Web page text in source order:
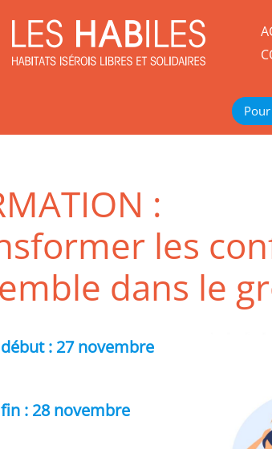
:
les
dans le
: 27 novembre
: 28 novembre